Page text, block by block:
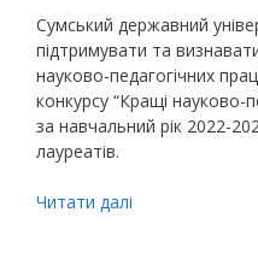
Сумський державний
підтримувати та
науково-педагогічних
конкурсу “Кращі науково-
за навчальний рік 2022-
лауреатів.
Читати далі